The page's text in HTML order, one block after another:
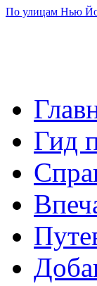
По улицам Нью
Гид